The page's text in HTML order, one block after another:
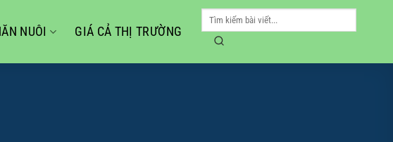
NUÔI GIÁ CẢ THỊ TRƯỜNG